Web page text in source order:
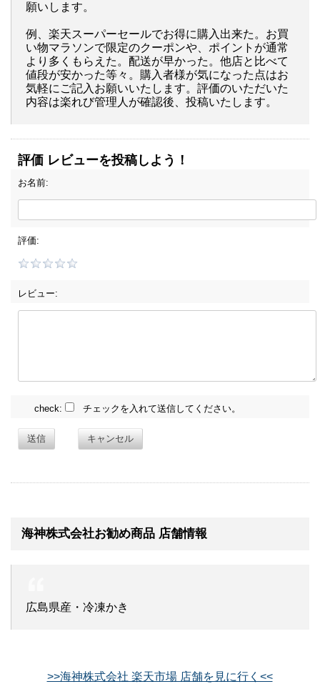
願いします。
例、楽天スーパーセールでお得に購入出来た。お買
い物マラソンで限定のクーポンや、ポイントが通常
より多くもらえた。配送が早かった。他店と比べて
値段が安かった等々。購入者様が気になった点はお
気軽にご記入お願いいたします。評価のいただいた
内容は楽れび管理人が確認後、投稿いたします。
評価 レビューを投稿しよう！
お名前:
評価:
レビュー:
check: チェックを入れて送信してください。
送信 キャンセル
海神株式会社お勧め商品 店舗情報
広島県産・冷凍かき
>>海神株式会社 楽天市場 店舗を見に行く<<